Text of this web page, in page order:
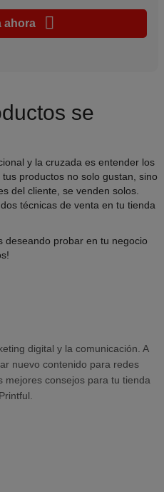
ahora
se
y la cruzada es entender los
productos no solo gustan, sino
del cliente, se venden solos.
técnicas de venta en tu tienda
deseando probar en tu negocio
digital y la comunicación. A
nuevo contenido para redes
mejores consejos para tu tienda